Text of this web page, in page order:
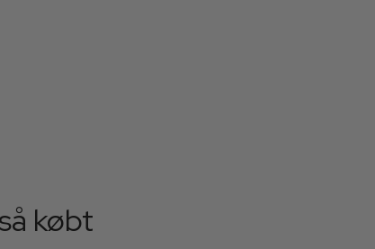
købt